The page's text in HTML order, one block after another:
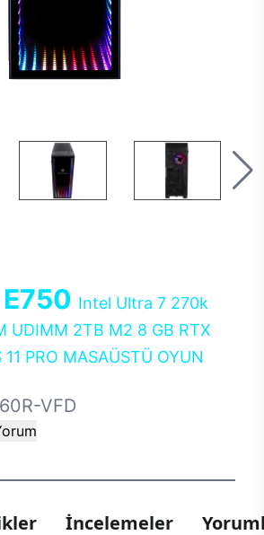
Intel Ultra 7 270k
UDIMM 2TB M2 8 GB RTX
PRO MASAÜSTÜ OYUN
VFD
İncelemeler